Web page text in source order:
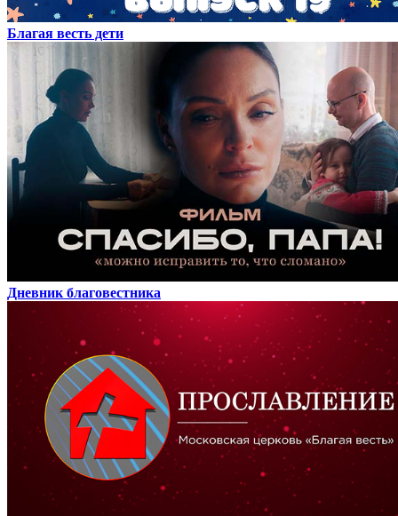
Благая весть дети
Дневник благовестника